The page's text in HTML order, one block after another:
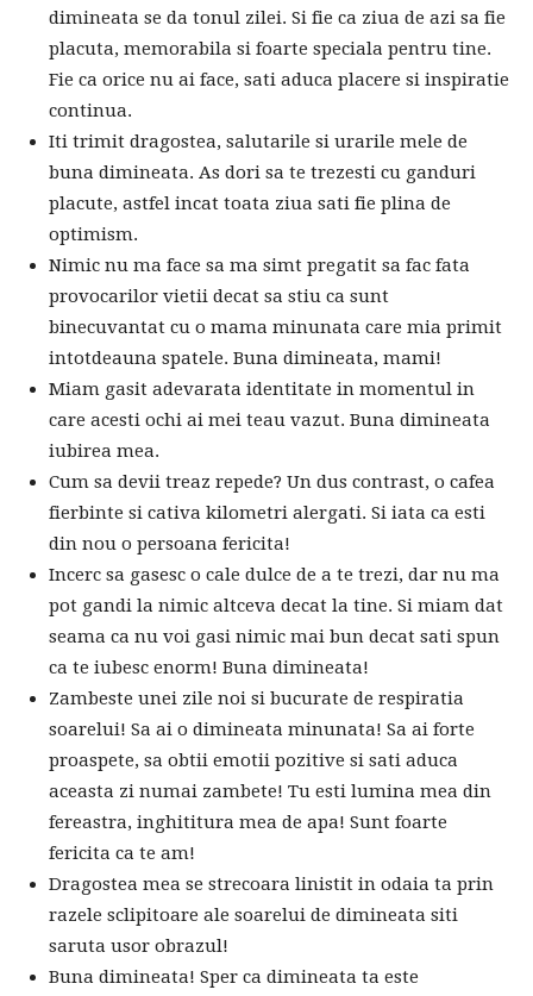
dimineata se da tonul zilei. Si fie ca ziua de azi sa fie
placuta, memorabila si foarte speciala pentru tine.
Fie ca orice nu ai face, sati aduca placere si inspiratie
continua.
Iti trimit dragostea, salutarile si urarile mele de
buna dimineata. As dori sa te trezesti cu ganduri
placute, astfel incat toata ziua sati fie plina de
optimism.
Nimic nu ma face sa ma simt pregatit sa fac fata
provocarilor vietii decat sa stiu ca sunt
binecuvantat cu o mama minunata care mia primit
intotdeauna spatele. Buna dimineata, mami!
Miam gasit adevarata identitate in momentul in
care acesti ochi ai mei teau vazut. Buna dimineata
iubirea mea.
Cum sa devii treaz repede? Un dus contrast, o cafea
fierbinte si cativa kilometri alergati. Si iata ca esti
din nou o persoana fericita!
Incerc sa gasesc o cale dulce de a te trezi, dar nu ma
pot gandi la nimic altceva decat la tine. Si miam dat
seama ca nu voi gasi nimic mai bun decat sati spun
ca te iubesc enorm! Buna dimineata!
Zambeste unei zile noi si bucurate de respiratia
soarelui! Sa ai o dimineata minunata! Sa ai forte
proaspete, sa obtii emotii pozitive si sati aduca
aceasta zi numai zambete! Tu esti lumina mea din
fereastra, inghititura mea de apa! Sunt foarte
fericita ca te am!
Dragostea mea se strecoara linistit in odaia ta prin
razele sclipitoare ale soarelui de dimineata siti
saruta usor obrazul!
Buna dimineata! Sper ca dimineata ta este